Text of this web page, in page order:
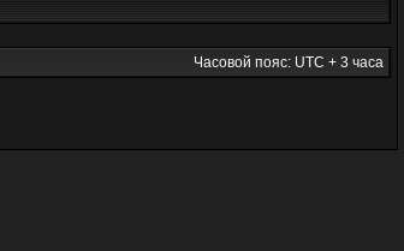
Часовой пояс: UTC + 3 часа